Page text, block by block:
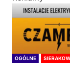
OGÓLNE